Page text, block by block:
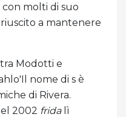
con molti di suo
a mantenere
Modotti e
nome di s è
di Rivera.
2002 fridalì